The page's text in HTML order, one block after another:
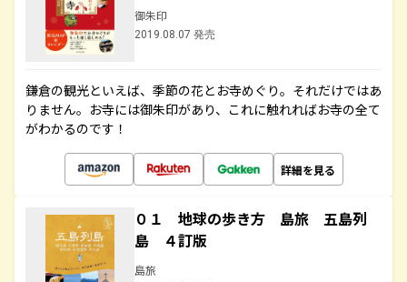
御朱印
2019.08.07 発売
鎌倉の観光といえば、季節の花とお寺めぐり。それだけではあ
りません。お寺には御朱印があり、これに触れればお寺の全て
がわかるのです！
詳細を見る
０１ 地球の歩き方 島旅 五島列
島 ４訂版
島旅